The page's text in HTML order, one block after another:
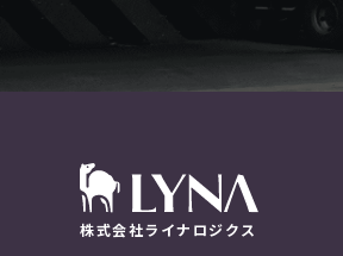
株式会社ライナロジクス